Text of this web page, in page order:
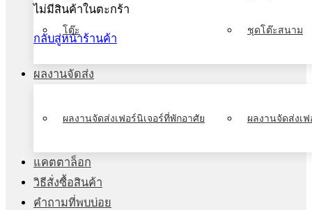
ไม่มีสินค้าในตะกร้า
กลับสู่หน้าร้านค้า
โต๊ะ ชุดโต๊ะสนาม
ผลงานจัดส่ง
ผลงานจัดส่งเฟอร์นิเจอร์ที่พักอาศัย ผลงานจัดส่งเ
แคตตาล็อก
วิธีสั่งซื้อสินค้า
คำถามที่พบบ่อย